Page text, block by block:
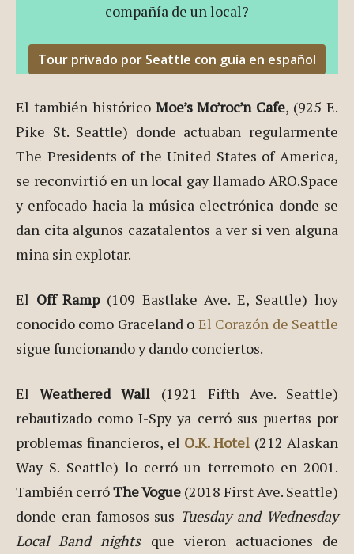
compañía de un local?
Tour privado por Seattle con guía en español
El también histórico Moe’s Mo’roc’n Cafe, (925 E.
Pike St. Seattle) donde actuaban regularmente
The Presidents of the United States of America,
se reconvirtió en un local gay llamado ARO.Space
y enfocado hacia la música electrónica donde se
dan cita algunos cazatalentos a ver si ven alguna
mina sin explotar.
El Off Ramp(109 Eastlake Ave. E, Seattle) hoy
conocido como Graceland o El Corazón de Seattle
sigue funcionando y dando conciertos.
ElWeathered Wall (1921 Fifth Ave. Seattle)
rebautizado como I-Spy ya cerró sus puertas por
problemas financieros, el O.K. Hotel (212 Alaskan
Way S. Seattle) lo cerró un terremoto en 2001.
También cerróThe Vogue (2018 First Ave. Seattle)
donde eran famosos sus Tuesday and Wednesday
Local Band nightsque vieron actuaciones de